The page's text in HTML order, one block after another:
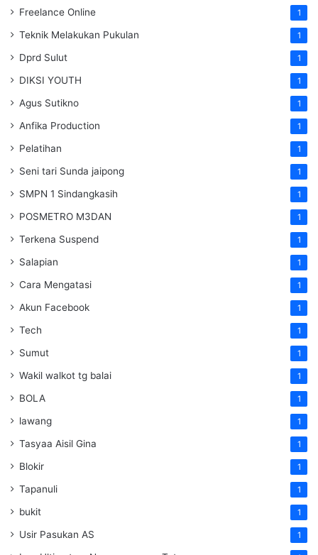
Freelance Online 1
Teknik Melakukan Pukulan 1
Dprd Sulut 1
DIKSI YOUTH 1
Agus Sutikno 1
Anfika Production 1
Pelatihan 1
Seni tari Sunda jaipong 1
SMPN 1 Sindangkasih 1
POSMETRO M3DAN 1
Terkena Suspend 1
Salapian 1
Cara Mengatasi 1
Akun Facebook 1
Tech 1
Sumut 1
Wakil walkot tg balai 1
BOLA 1
lawang 1
Tasyaa Aisil Gina 1
Blokir 1
Tapanuli 1
bukit 1
Usir Pasukan AS 1